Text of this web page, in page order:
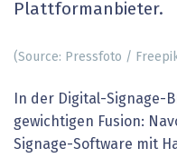
Plattformanbieter.
(Source: Pressfoto /
In der Digital-Signage-
gewichtigen Fusion:
Signage-Software mit